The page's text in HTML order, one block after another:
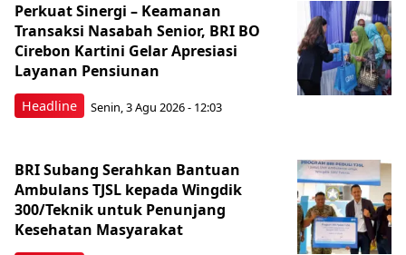
Headline
Perkuat Sinergi – Keamanan
Transaksi Nasabah Senior, BRI BO
Cirebon Kartini Gelar Apresiasi
Layanan Pensiunan
Senin, 3 Agu 2026 - 12:03
BRI Subang Serahkan Bantuan
Ambulans TJSL kepada Wingdik
300/Teknik untuk Penunjang
Kesehatan Masyarakat ​